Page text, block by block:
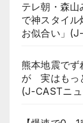
テレ朝・森
で神スタイ
お似合い」
熊本地震でず
が 実はもっ
(J-CASTニ